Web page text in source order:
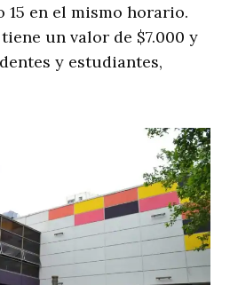
en el mismo horario.
un valor de $7.000 y
y estudiantes,